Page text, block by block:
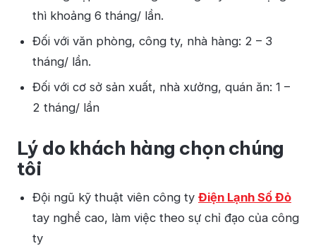
thì khoảng 6 tháng/ lần.
Đối với văn phòng, công ty, nhà hàng: 2 – 3
tháng/ lần.
Đối với cơ sở sản xuất, nhà xưởng, quán ăn: 1 –
2 tháng/ lần
Lý do khách hàng chọn chúng
tôi
Đội ngũ kỹ thuật viên công ty Điện Lạnh Số Đỏ
tay nghề cao, làm việc theo sự chỉ đạo của công
ty